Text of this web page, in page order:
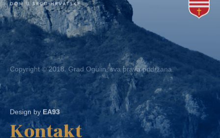
Copyright © 2018. Grad Ogulin, sva prava pridržana.
Design by EA93
Kontakt